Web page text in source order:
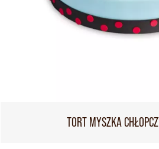
TORT MYSZKA